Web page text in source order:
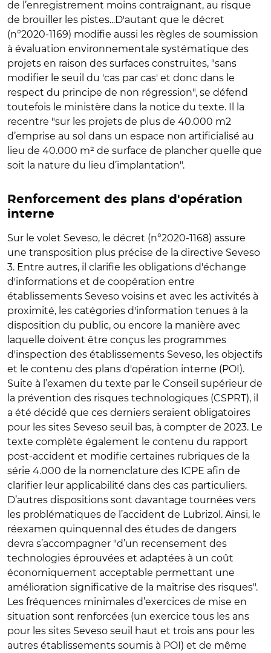
de l’enregistrement moins contraignant, au risque
de brouiller les pistes...D'autant que le décret
(n°2020-1169) modifie aussi les règles de soumission
à évaluation environnementale systématique des
projets en raison des surfaces construites, "sans
modifier le seuil du 'cas par cas' et donc dans le
respect du principe de non régression", se défend
toutefois le ministère dans la notice du texte. Il la
recentre "sur les projets de plus de 40.000 m2
d’emprise au sol dans un espace non artificialisé au
lieu de 40.000 m² de surface de plancher quelle que
soit la nature du lieu d’implantation".
Renforcement des plans d'opération
interne
Sur le volet Seveso, le décret (n°2020-1168) assure
une transposition plus précise de la directive Seveso
3. Entre autres, il clarifie les obligations d'échange
d'informations et de coopération entre
établissements Seveso voisins et avec les activités à
proximité, les catégories d'information tenues à la
disposition du public, ou encore la manière avec
laquelle doivent être conçus les programmes
d'inspection des établissements Seveso, les objectifs
et le contenu des plans d'opération interne (POI).
Suite à l’examen du texte par le Conseil supérieur de
la prévention des risques technologiques (CSPRT), il
a été décidé que ces derniers seraient obligatoires
pour les sites Seveso seuil bas, à compter de 2023. Le
texte complète également le contenu du rapport
post-accident et modifie certaines rubriques de la
série 4.000 de la nomenclature des ICPE afin de
clarifier leur applicabilité dans des cas particuliers.
D’autres dispositions sont davantage tournées vers
les problématiques de l’accident de Lubrizol. Ainsi, le
réexamen quinquennal des études de dangers
devra s’accompagner "d’un recensement des
technologies éprouvées et adaptées à un coût
économiquement acceptable permettant une
amélioration significative de la maîtrise des risques".
Les fréquences minimales d’exercices de mise en
situation sont renforcées (un exercice tous les ans
pour les sites Seveso seuil haut et trois ans pour les
autres établissements soumis à POI) et de même